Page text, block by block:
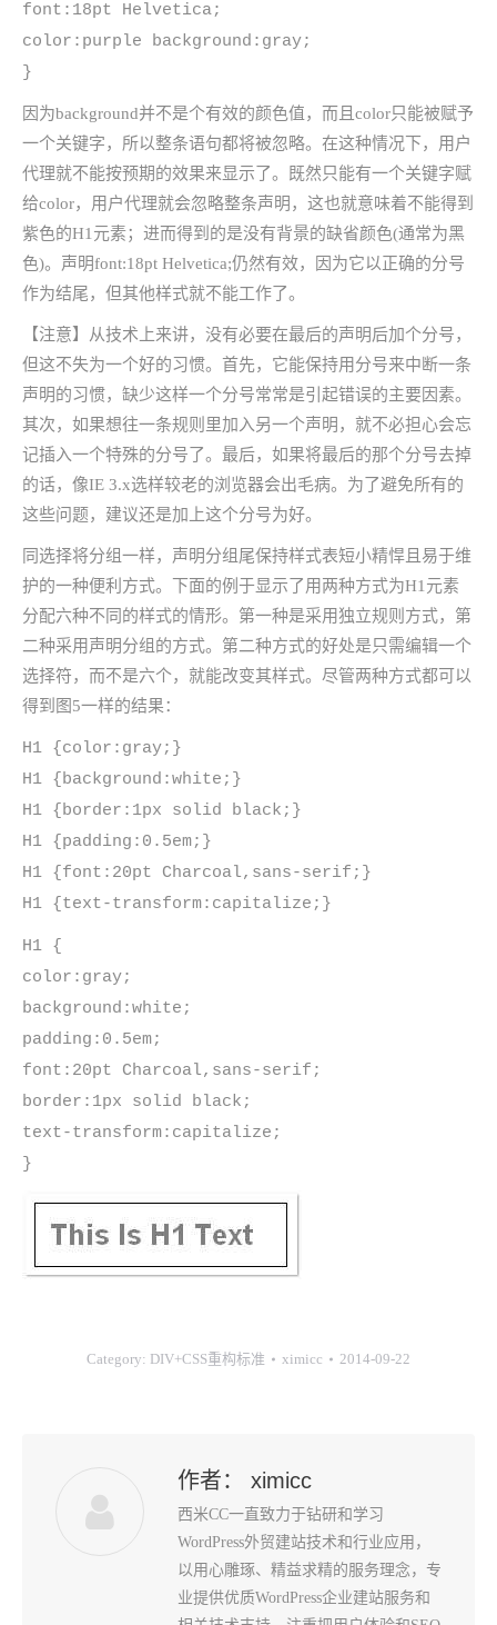
font:18pt Helvetica;
color:purple background:gray;
}
因为background并不是个有效的颜色值，而且color只能被赋予
一个关键字，所以整条语句都将被忽略。在这种情况下，用户
代理就不能按预期的效果来显示了。既然只能有一个关键字赋
给color，用户代理就会忽略整条声明，这也就意味着不能得到
紫色的H1元素；进而得到的是没有背景的缺省颜色(通常为黑
色)。声明font:18pt Helvetica;仍然有效，因为它以正确的分号
作为结尾，但其他样式就不能工作了。
【注意】从技术上来讲，没有必要在最后的声明后加个分号，
但这不失为一个好的习惯。首先，它能保持用分号来中断一条
声明的习惯，缺少这样一个分号常常是引起错误的主要因素。
其次，如果想往一条规则里加入另一个声明，就不必担心会忘
记插入一个特殊的分号了。最后，如果将最后的那个分号去掉
的话，像IE 3.x选样较老的浏览器会出毛病。为了避免所有的
这些问题，建议还是加上这个分号为好。
同选择将分组一样，声明分组尾保持样式表短小精悍且易于维
护的一种便利方式。下面的例于显示了用两种方式为H1元素
分配六种不同的样式的情形。第一种是采用独立规则方式，第
二种采用声明分组的方式。第二种方式的好处是只需编辑一个
选择符，而不是六个，就能改变其样式。尽管两种方式都可以
得到图5一样的结果：
H1 {color:gray;}
H1 {background:white;}
H1 {border:1px solid black;}
H1 {padding:0.5em;}
H1 {font:20pt Charcoal,sans-serif;}
H1 {text-transform:capitalize;}
H1 {
color:gray;
background:white;
padding:0.5em;
font:20pt Charcoal,sans-serif;
border:1px solid black;
text-transform:capitalize;
}
Category: DIV+CSS重构标准 ximicc 2014-09-22
作者： ximicc
西米CC一直致力于钻研和学习
WordPress外贸建站技术和行业应用，
以用心雕琢、精益求精的服务理念，专
业提供优质WordPress企业建站服务和